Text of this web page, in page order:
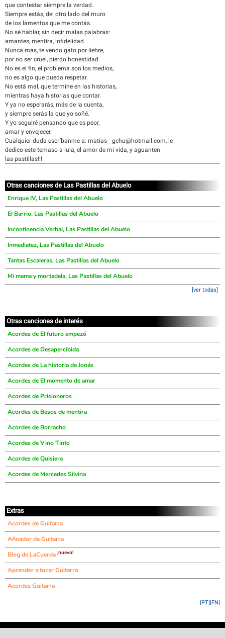
que contestar siempre la verdad.
Siempre estás, del otro lado del muro
de los lamentos que me contás.
No sé hablar, sin decir malas palabras:
amantes, mentira, infidelidad.
Nunca más, te vendo gato por liebre,
por no ser cruel, pierdo honestidad.
No es el fin, el problema son los medios,
no es algo que pueda respetar.
No está mal, que termine en las historias,
mientras haya historias que contar.
Y ya no esperarás, más de la cuenta,
y siempre serás la que yo soñé.
Y yo seguiré pensando que es peor,
amar y envejecer.
Cualquier duda escríbanme a: matias__gchu@hotmail.com, le
dedico este temaso a lula, el amor de mi vida, y aguanten
las pastillas!!!
Otras canciones de Las Pastillas del Abuelo
Enrique IV, Las Pastillas del Abuelo
El Barrio, Las Pastillas del Abuelo
Incontinencia Verbal, Las Pastillas del Abuelo
Inmediatez, Las Pastillas del Abuelo
Tantas Escaleras, Las Pastillas del Abuelo
Mi mama y mortadela, Las Pastillas del Abuelo
[ver todas]
Otras canciones de interés
Acordes de El futuro empezó
Acordes de Desapercibida
Acordes de La historia de Jonás
Acordes de El momento de amar
Acordes de Prisioneros
Acordes de Besos de mentira
Acordes de Borracho
Acordes de Vino Tinto
Acordes de Quisiera
Acordes de Mercedes Silvina
Extras
Acordes de Guitarra
Afinador de Guitarra
Blog de LaCuerda ¡nuevo!
Aprender a tocar Guitarra
Acordes Guitarra
[EN]
[PT]